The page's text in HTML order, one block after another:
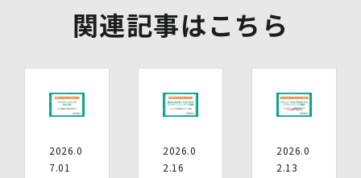
の提供の停止及び第三者提供記録の開示（以下「開示等」
といいます。）をご希望の場合は、本人又はその代理人か
もし、ご希望の全部又は一部に応じられない場合はその理
また、当該お申し出によって取得した個人情報は、お申し
出に関する連絡・事務手続に必要な範囲でのみ利用しま
(1)開示等の求めのお申し出先
関連記事はこちら
2026.0
7.01
2026.0
2.16
2026.0
2.13